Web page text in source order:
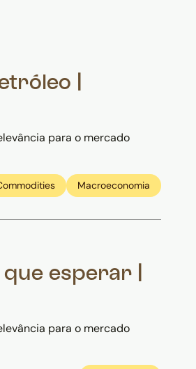
|
para o mercado
Macroeconomia
esperar |
para o mercado